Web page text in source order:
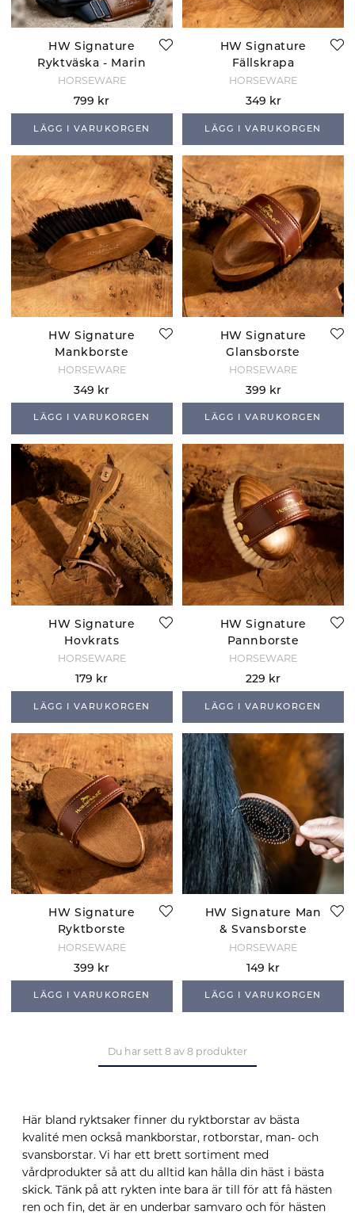
HW Signature
Ryktväska - Marin
HORSEWARE
799 kr
LÄGG I VARUKORGEN
HW Signature
Fällskrapa
HORSEWARE
349 kr
LÄGG I VARUKORGEN
HW Signature
Mankborste
HORSEWARE
349 kr
LÄGG I VARUKORGEN
HW Signature
Glansborste
HORSEWARE
399 kr
LÄGG I VARUKORGEN
HW Signature
Hovkrats
HORSEWARE
179 kr
LÄGG I VARUKORGEN
HW Signature
Pannborste
HORSEWARE
229 kr
LÄGG I VARUKORGEN
HW Signature
Ryktborste
HORSEWARE
399 kr
LÄGG I VARUKORGEN
HW Signature Man
& Svansborste
HORSEWARE
149 kr
LÄGG I VARUKORGEN
Du har sett 8 av 8 produkter
Här bland ryktsaker finner du ryktborstar av bästa
kvalité men också mankborstar, rotborstar, man- och
svansborstar. Vi har ett brett sortiment med
vårdprodukter så att du alltid kan hålla din häst i bästa
skick. Tänk på att rykten inte bara är till för att få hästen
ren och fin, det är en underbar samvaro och för hästen